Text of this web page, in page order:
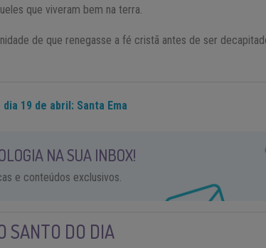
que viveram bem na terra.
de que renegasse a fé cristã antes de ser
19 de abril: Santa Ema
NA SUA INBOX!
e conteúdos exclusivos.
SANTO DO DIA